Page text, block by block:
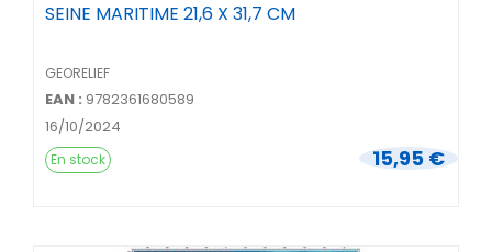
SEINE MARITIME 21,6 X 31,7 CM
GEORELIEF
EAN : 9782361680589
16/10/2024
15,95 €
En stock